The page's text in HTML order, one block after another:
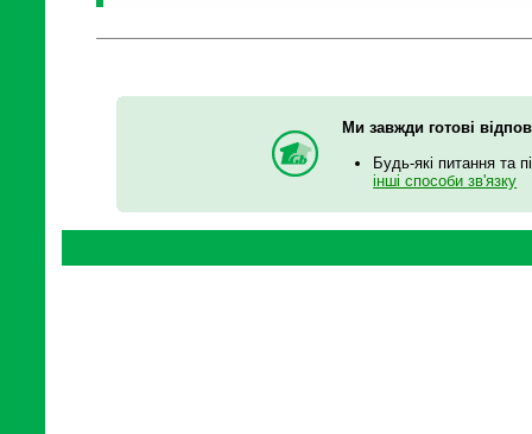
Ми завжди готові
Будь-які питання та
інші способи зв'язку